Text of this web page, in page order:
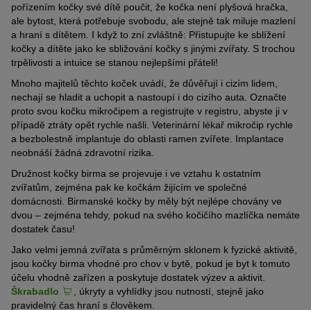
pořízením kočky své dítě poučit, že kočka není plyšová hračka,
ale bytost, která potřebuje svobodu, ale stejně tak miluje mazlení
a hraní s dítětem. I když to zní zvláštně: Přistupujte ke sblížení
kočky a dítěte jako ke sbližování kočky s jinými zvířaty. S trochou
trpělivosti a intuice se stanou nejlepšími přáteli!
Mnoho majitelů těchto koček uvádí, že důvěřují i cizím lidem,
nechají se hladit a uchopit a nastoupí i do cizího auta. Označte
proto svou kočku mikročipem a registrujte v registru, abyste ji v
případě ztráty opět rychle našli. Veterinární lékař mikročip rychle
a bezbolestně implantuje do oblasti ramen zvířete. Implantace
neobnáší žádná zdravotní rizika.
Družnost kočky birma se projevuje i ve vztahu k ostatním
zvířatům, zejména pak ke kočkám žijícím ve společné
domácnosti. Birmanské kočky by měly být nejlépe chovány ve
dvou – zejména tehdy, pokud na svého kočičího mazlíčka nemáte
dostatek času!
Jako velmi jemná zvířata s průměrným sklonem k fyzické aktivitě,
jsou kočky birma vhodné pro chov v bytě, pokud je byt k tomuto
účelu vhodně zařízen a poskytuje dostatek výzev a aktivit.
Škrabadlo
, úkryty a vyhlídky jsou nutností, stejně jako
pravidelný čas hraní s člověkem.